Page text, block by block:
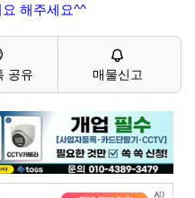
해주세요^^
공유 매물신고